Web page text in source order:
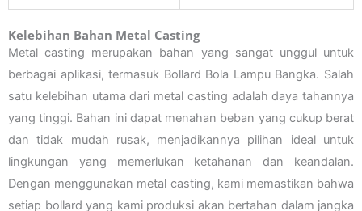
Kelebihan Bahan Metal Casting
Metal casting merupakan bahan yang sangat unggul untuk
berbagai aplikasi, termasuk Bollard Bola Lampu Bangka. Salah
satu kelebihan utama dari metal casting adalah daya tahannya
yang tinggi. Bahan ini dapat menahan beban yang cukup berat
dan tidak mudah rusak, menjadikannya pilihan ideal untuk
lingkungan yang memerlukan ketahanan dan keandalan.
Dengan menggunakan metal casting, kami memastikan bahwa
setiap bollard yang kami produksi akan bertahan dalam jangka